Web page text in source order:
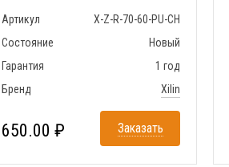
Артикул
X-Z-R-70-60-PU-CH
Состояние
Новый
Гарантия
1 год
Бренд
Xilin
650.00 ₽ Заказать